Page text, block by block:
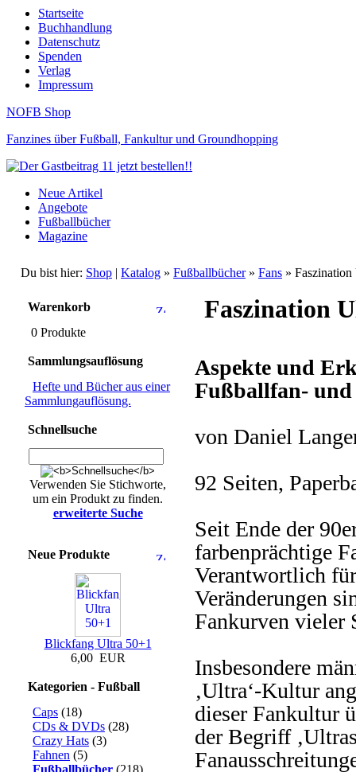
Startseite
Buchhandlung
Datenschutz
Spenden
Verlag
Impressum
NOFB Shop
Fanzines über Fußball, Fankultur und Groundhopping
Neue Artikel
Angebote
Fußballbücher
Magazine
Du bist hier: Shop | Katalog » Fußballbücher» Fans » Faszination
Warenkorb
0 Produkte
Sammlungsauflösung
Hefte und Bücher aus einer
Sammlungauflösung.
Schnellsuche
Verwenden Sie Stichworte,
um ein Produkt zu finden.
erweiterte Suche
Neue Produkte
Blickfang Ultra 50+1
6,00 EUR
Kategorien - Fußball
Caps (18)
CDs & DVDs (28)
Crazy Hats (3)
Fahnen (5)
Fußballbücher (218)
Faszination
Aspekte und
Fußballfan-
von Daniel
92 Seiten,
Seit Ende der
farbenprächtige
Verantwortlich
Veränderungen
Fankurven vieler
Insbesondere
‚Ultra‘-Kultur
dieser Fankultur
der Begriff